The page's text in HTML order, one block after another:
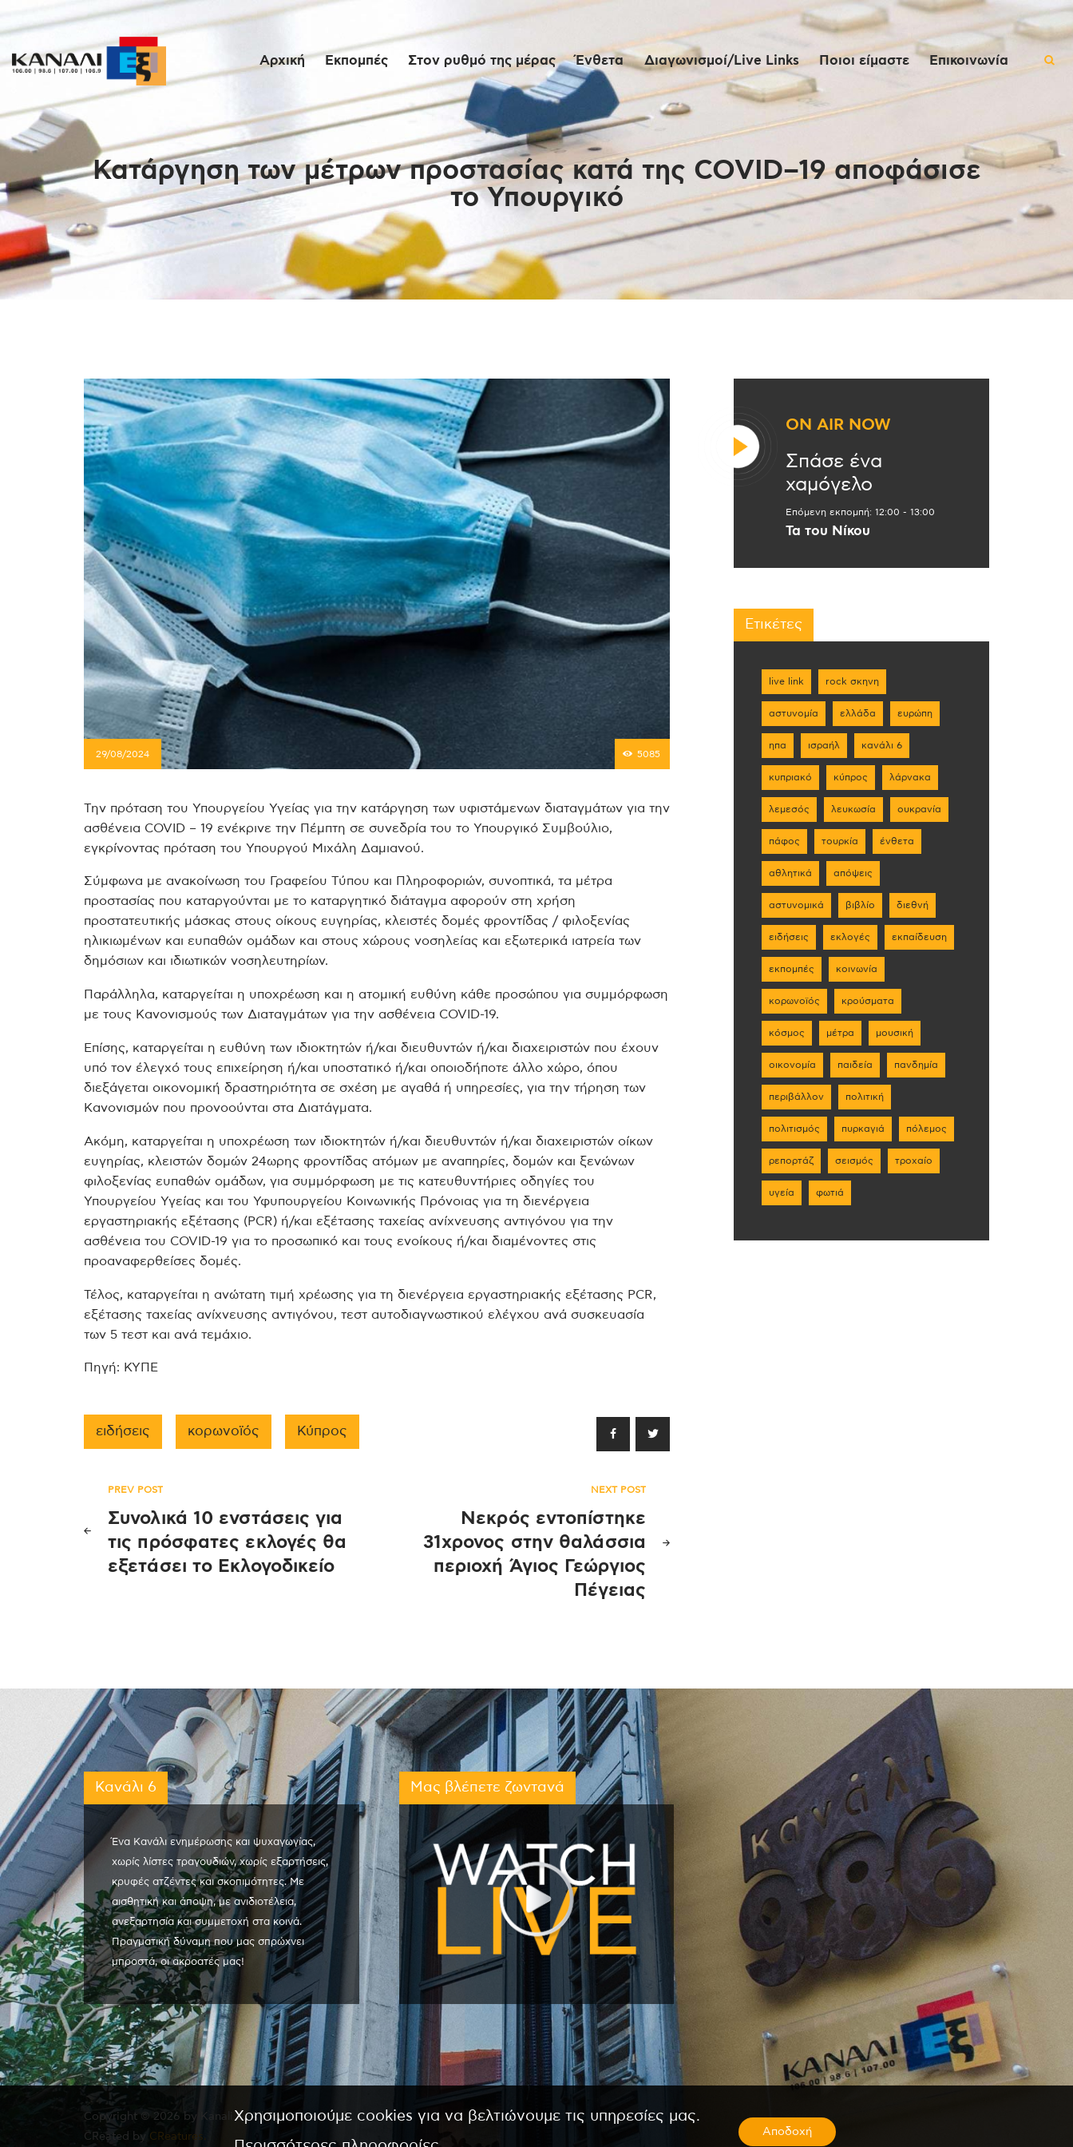
Αρχική Εκπομπές Στον ρυθμό της μέρας Ένθετα Διαγωνισμοί/Live Links Ποιοι είμαστε Επικοινωνία
Κατάργηση των μέτρων προστασίας κατά της COVID–19 αποφάσισε
το Υπουργικό
Αρχική
Εκπομπές
Στον ρυθμό της
μέρας
Ένθετα
Διαγωνισμοί/Live
Links
Επικοινωνία
29/08/2024 5085
Την πρόταση του Υπουργείου Υγείας για την κατάργηση των υφιστάμενων διαταγμάτων για την
ασθένεια COVID – 19 ενέκρινε την Πέμπτη σε συνεδρία του το Υπουργικό Συμβούλιο,
εγκρίνοντας πρόταση του Υπουργού Μιχάλη Δαμιανού.
Σύμφωνα με ανακοίνωση του Γραφείου Τύπου και Πληροφοριών, συνοπτικά, τα μέτρα
προστασίας που καταργούνται με το καταργητικό διάταγμα αφορούν στη χρήση
προστατευτικής μάσκας στους οίκους ευγηρίας, κλειστές δομές φροντίδας / φιλοξενίας
ηλικιωμένων και ευπαθών ομάδων και στους χώρους νοσηλείας και εξωτερικά ιατρεία των
δημόσιων και ιδιωτικών νοσηλευτηρίων.
Παράλληλα, καταργείται η υποχρέωση και η ατομική ευθύνη κάθε προσώπου για συμμόρφωση
με τους Κανονισμούς των Διαταγμάτων για την ασθένεια COVID-19.
Επίσης, καταργείται η ευθύνη των ιδιοκτητών ή/και διευθυντών ή/και διαχειριστών που έχουν
υπό τον έλεγχό τους επιχείρηση ή/και υποστατικό ή/και οποιοδήποτε άλλο χώρο, όπου
διεξάγεται οικονομική δραστηριότητα σε σχέση με αγαθά ή υπηρεσίες, για την τήρηση των
Κανονισμών που προνοούνται στα Διατάγματα.
Ακόμη, καταργείται η υποχρέωση των ιδιοκτητών ή/και διευθυντών ή/και διαχειριστών οίκων
ευγηρίας, κλειστών δομών 24ωρης φροντίδας ατόμων με αναπηρίες, δομών και ξενώνων
φιλοξενίας ευπαθών ομάδων, για συμμόρφωση με τις κατευθυντήριες οδηγίες του
Υπουργείου Υγείας και του Υφυπουργείου Κοινωνικής Πρόνοιας για τη διενέργεια
εργαστηριακής εξέτασης (PCR) ή/και εξέτασης ταχείας ανίχνευσης αντιγόνου για την
ασθένεια του COVID-19 για το προσωπικό και τους ενοίκους ή/και διαμένοντες στις
προαναφερθείσες δομές.
Τέλος, καταργείται η ανώτατη τιμή χρέωσης για τη διενέργεια εργαστηριακής εξέτασης PCR,
εξέτασης ταχείας ανίχνευσης αντιγόνου, τεστ αυτοδιαγνωστικού ελέγχου ανά συσκευασία
των 5 τεστ και ανά τεμάχιο.
Πηγή: ΚΥΠΕ
ειδήσεις κορωνοϊός Κύπρος
Πλοήγηση
άρθρων
PREV POST
Συνολικά 10 ενστάσεις για
τις πρόσφατες εκλογές θα
εξετάσει το Εκλογοδικείο
NEXT POST
Νεκρός εντοπίστηκε
31χρονος στην θαλάσσια
περιοχή Άγιος Γεώργιος
Πέγειας
ON AIR NOW
Σπάσε ένα
χαμόγελο
Επόμενη εκπομπή: 12:00 - 13:00
Τα του Νίκου
Ετικέτες
live link rock σκηνη
αστυνομία ελλάδα ευρώπη
ηπα ισραήλ κανάλι 6
κυπριακό κύπρος λάρνακα
λεμεσός λευκωσία ουκρανία
πάφος τουρκία ένθετα
αθλητικά απόψεις
αστυνομικά βιβλίο διεθνή
ειδήσεις εκλογές εκπαίδευση
εκπομπές κοινωνία
κορωνοϊός κρούσματα
κόσμος μέτρα μουσική
οικονομία παιδεία πανδημία
περιβάλλον πολιτική
πολιτισμός πυρκαγιά πόλεμος
ρεπορτάζ σεισμός τροχαίο
υγεία φωτιά
Κανάλι 6
Ένα Κανάλι ενημέρωσης και ψυχαγωγίας,
χωρίς λίστες τραγουδιών, χωρίς εξαρτήσεις,
κρυφές ατζέντες και σκοπιμότητες. Με
αισθητική και άποψη, με ανιδιοτέλεια,
ανεξαρτησία και συμμετοχή στα κοινά.
Πραγματική δύναμη που μας σπρώχνει
μπροστά, οι ακροατές μας!
Μας βλέπετε ζωντανά
Copyright © 2026 by Kanali 6. All rights reserved.
CReated by CReatures.
Χρησιμοποιούμε cookies για να βελτιώνουμε τις υπηρεσίες μας.
Αποδοχή